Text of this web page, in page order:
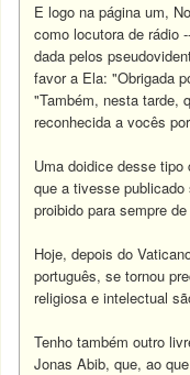
E logo na página um,
como locutora de rádio
dada pelos
favor a Ela: "Obrigada
"Também, nesta tarde,
reconhecida a vocês
Uma doidice desse
que a tivesse
proibido para sempre
Hoje, depois do
português, se tornou
religiosa e intelectual
Tenho também outro
Jonas Abib, que, ao